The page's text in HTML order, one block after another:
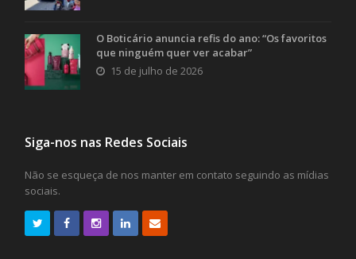
O Boticário anuncia refis do ano: “Os favoritos
que ninguém quer ver acabar”
15 de julho de 2026
Siga-nos nas Redes Sociais
Não se esqueça de nos manter em contato seguindo as mídias
sociais.